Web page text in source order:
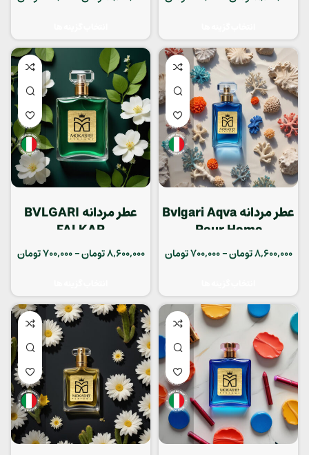
عطر مردانه Bvlgari Aqva
Pour Home
8,600,000تومان–
700,000تومان
عطر مردانه BVLGARI
FALKAR
8,600,000تومان–
700,000تومان